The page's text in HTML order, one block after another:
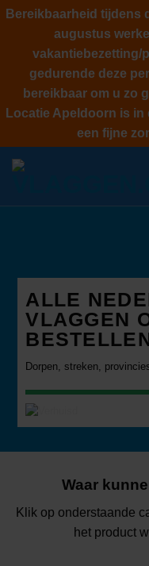
Bereikbaarheid tijdens
augustus
vakantiebezetting/
gedurende deze
bereikbaar om u zo
Locatie Apeldoorn is in
een fijne
Ga
naar
ALLE
VLAGGEN
Dorpen, streken,
Waar
Klik op onderstaande
het product